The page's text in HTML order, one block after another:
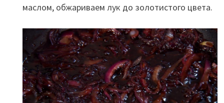
маслом, обжариваем лук до золотистого цвета.